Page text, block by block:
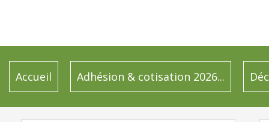
Accueil Adhésion & cotisation 2026...